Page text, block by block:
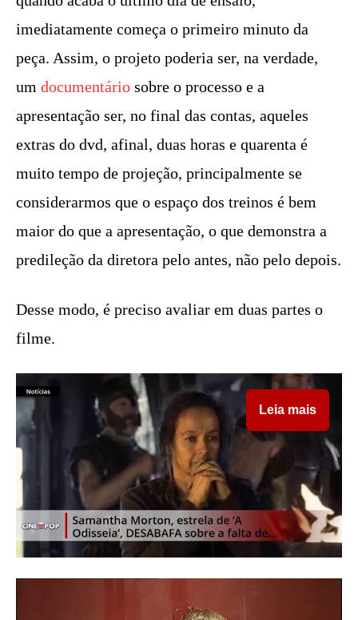
imediatamente começa o primeiro minuto da
peça. Assim, o projeto poderia ser, na verdade,
um documentário sobre o processo e a
apresentação ser, no final das contas, aqueles
extras do dvd, afinal, duas horas e quarenta é
muito tempo de projeção, principalmente se
considerarmos que o espaço dos treinos é bem
maior do que a apresentação, o que demonstra a
predileção da diretora pelo antes, não pelo depois.
Desse modo, é preciso avaliar em duas partes o
filme.
Leia mais